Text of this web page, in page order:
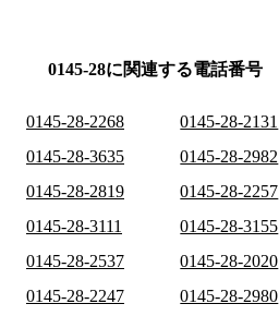
0145-28に関連する電話番号
0145-28-2268 0145-28-2131
0145-28-3635
0145-28-2982
0145-28-2819
0145-28-2257
0145-28-3111
0145-28-3155
0145-28-2537
0145-28-2020
0145-28-2247
0145-28-2980